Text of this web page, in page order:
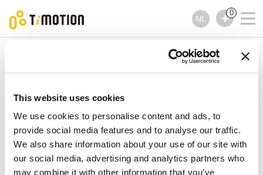
This website uses cookies
We use cookies to personalise content and ads, to
provide social media features and to analyse our traffic.
We also share information about your use of our site with
our social media, advertising and analytics partners who
may combine it with other information that you’ve
NL
0
TA10 Series
TA10 Series
Lineaire actuators